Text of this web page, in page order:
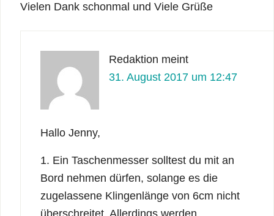
Vielen Dank schonmal und Viele Grüße
Redaktion meint
31. August 2017 um 12:47
Hallo Jenny,
1. Ein Taschenmesser solltest du mit an
Bord nehmen dürfen, solange es die
zugelassene Klingenlänge von 6cm nicht
überschreitet. Allerdings werden